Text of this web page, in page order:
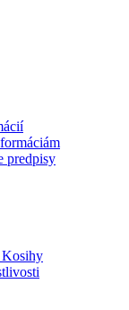
predpisy
Kosihy